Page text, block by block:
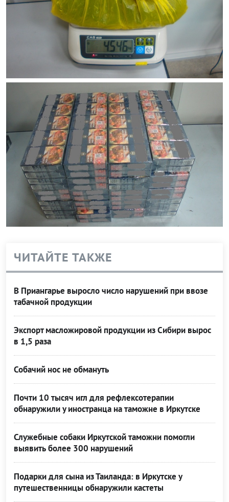
ЧИТАЙТЕ ТАКЖЕ
В Приангарье выросло число нарушений при ввозе
табачной продукции
Экспорт масложировой продукции из Сибири вырос
в 1,5 раза
Собачий нос не обмануть
Почти 10 тысяч игл для рефлексотерапии
обнаружили у иностранца на таможне в Иркутске
Служебные собаки Иркутской таможни помогли
выявить более 300 нарушений
Подарки для сына из Таиланда: в Иркутске у
путешественницы обнаружили кастеты